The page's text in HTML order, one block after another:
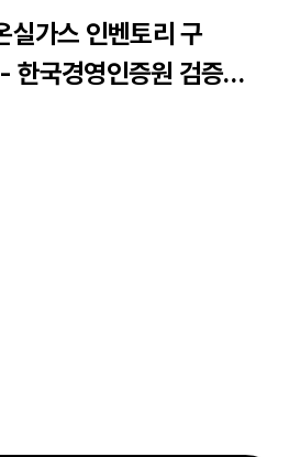
실가스 인벤토리 구
국경영인증원 검증